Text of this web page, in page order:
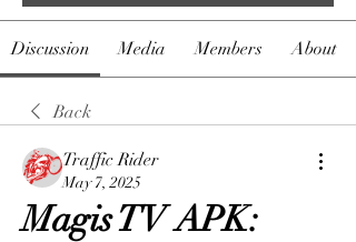
Discussion Media Members About
Back
Traffic Rider
May 7, 2025
Magis TV APK: